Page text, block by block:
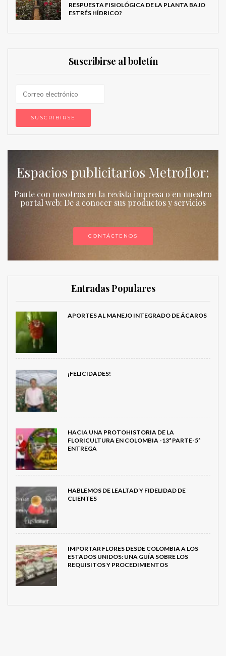
RESPUESTA FISIOLÓGICA DE LA PLANTA BAJO
ESTRÉS HÍDRICO?
Suscribirse al boletín
Espacios publicitarios Metroflor:
Paute con nosotros en la revista impresa o en nuestro
portal web: De a conocer sus productos y servicios
CONTÁCTENOS
Entradas Populares
APORTES AL MANEJO INTEGRADO DE ÁCAROS
¡FELICIDADES!
HACIA UNA PROTOHISTORIA DE LA
FLORICULTURA EN COLOMBIA -13ª PARTE-5ª
ENTREGA
HABLEMOS DE LEALTAD Y FIDELIDAD DE
CLIENTES
IMPORTAR FLORES DESDE COLOMBIA A LOS
ESTADOS UNIDOS: UNA GUÍA SOBRE LOS
REQUISITOS Y PROCEDIMIENTOS